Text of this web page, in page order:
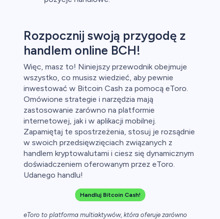
Rozpocznij swoją przygodę z
handlem online BCH!
Więc, masz to! Niniejszy przewodnik obejmuje
wszystko, co musisz wiedzieć, aby pewnie
inwestować w Bitcoin Cash za pomocą eToro.
Omówione strategie i narzędzia mają
zastosowanie zarówno na platformie
internetowej, jak i w aplikacji mobilnej.
Zapamiętaj te spostrzeżenia, stosuj je rozsądnie
w swoich przedsięwzięciach związanych z
handlem kryptowalutami i ciesz się dynamicznym
doświadczeniem oferowanym przez eToro.
Udanego handlu!
Handluj Bitcoin Cash!
eToro to platforma multiaktywów, która oferuje zarówno